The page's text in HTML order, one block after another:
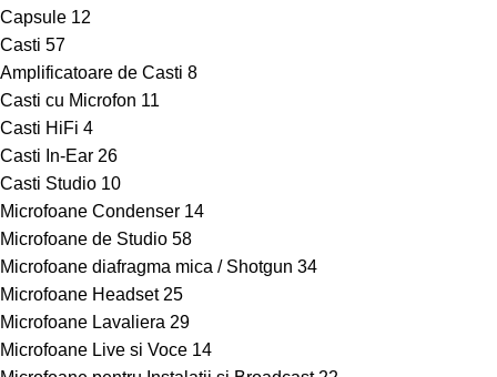
Capsule 12
Casti 57
Amplificatoare de Casti 8
Casti cu Microfon 11
Casti HiFi 4
Casti In-Ear 26
Casti Studio 10
Microfoane Condenser 14
Microfoane de Studio 58
Microfoane diafragma mica / Shotgun 34
Microfoane Headset 25
Microfoane Lavaliera 29
Microfoane Live si Voce 14